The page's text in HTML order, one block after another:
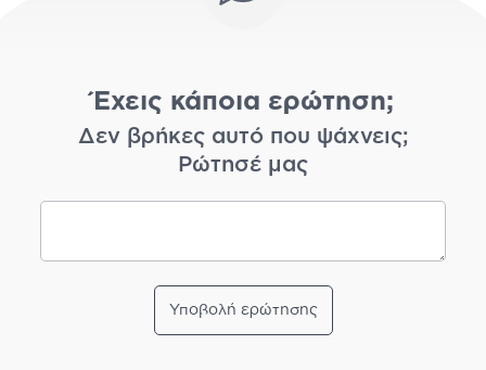
Έχεις κάποια ερώτηση;
Δεν βρήκες αυτό που ψάχνεις;
Ρώτησέ μας
Υποβολή ερώτησης